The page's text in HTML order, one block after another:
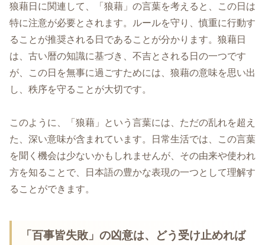
狼藉日に関連して、「狼藉」の言葉を考えると、この日は
特に注意が必要とされます。ルールを守り、慎重に行動す
ることが推奨される日であることが分かります。狼藉日
は、古い暦の知識に基づき、不吉とされる日の一つです
が、この日を無事に過ごすためには、狼藉の意味を思い出
し、秩序を守ることが大切です。
このように、「狼藉」という言葉には、ただの乱れを超え
た、深い意味が含まれています。日常生活では、この言葉
を聞く機会は少ないかもしれませんが、その由来や使われ
方を知ることで、日本語の豊かな表現の一つとして理解す
ることができます。
「百事皆失敗」の凶意は、どう受け止めれば